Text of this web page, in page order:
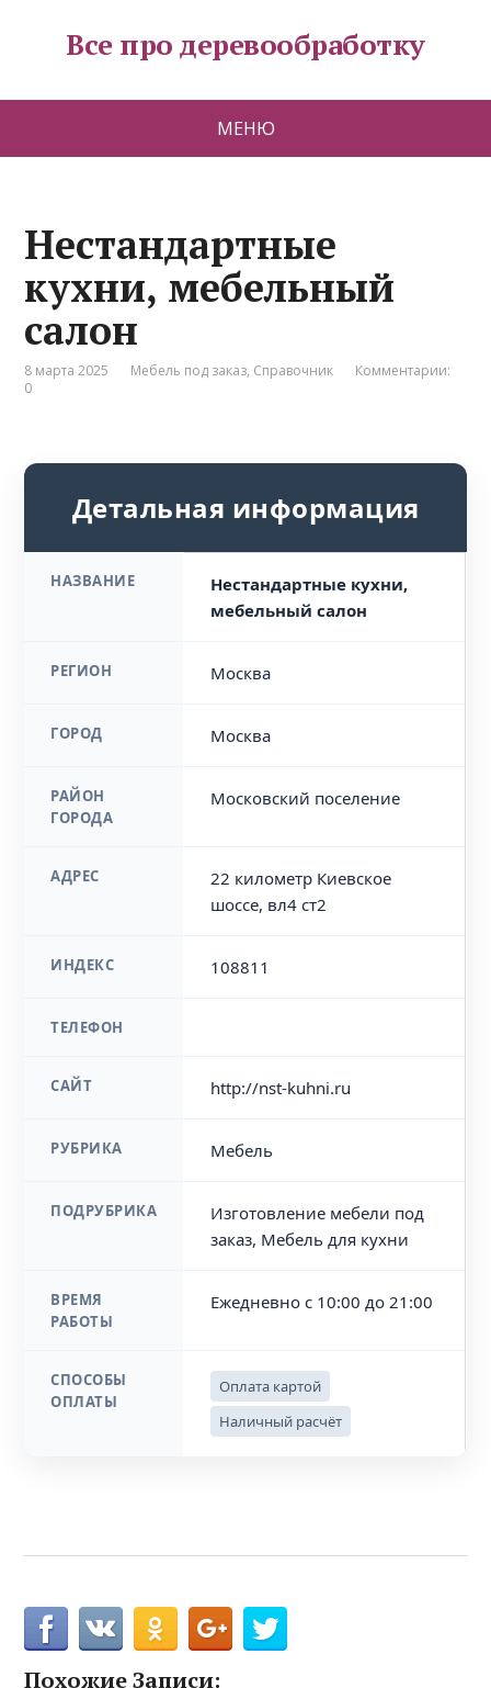
Все про деревообработку
МЕНЮ
Нестандартные
кухни, мебельный
салон
8 марта 2025 Мебель под заказ, Справочник
Комментарии:
0
Детальная информация
НАЗВАНИЕ
Нестандартные кухни,
мебельный салон
РЕГИОН Москва
ГОРОД Москва
РАЙОН
ГОРОДА
Московский поселение
АДРЕС
22 километр Киевское
шоссе, вл4 ст2
ИНДЕКС 108811
ТЕЛЕФОН
САЙТ http://nst-kuhni.ru
РУБРИКА Мебель
ПОДРУБРИКА
Изготовление мебели под
заказ, Мебель для кухни
ВРЕМЯ
РАБОТЫ
Ежедневно с 10:00 до 21:00
СПОСОБЫ
ОПЛАТЫ
Оплата картой
Наличный расчёт
Похожие Записи: